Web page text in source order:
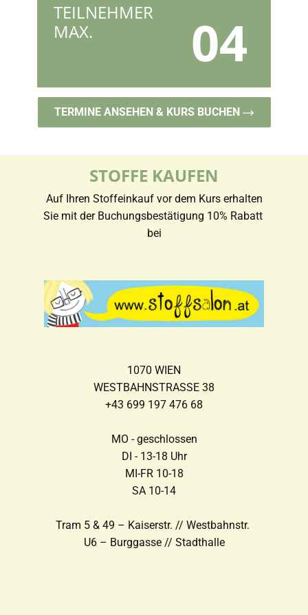
TEILNEHMER
MAX.
04
TERMINE ANSEHEN & KURS BUCHEN
STOFFE KAUFEN
Auf Ihren Stoffeinkauf vor dem Kurs erhalten
Sie mit der Buchungsbestätigung 10% Rabatt
bei
1070 WIEN
WESTBAHNSTRASSE 38
+43 699 197 476 68
MO - geschlossen
DI - 13-18 Uhr
MI-FR 10-18
SA 10-14
Tram 5 & 49 – Kaiserstr. // Westbahnstr.
U6 – Burggasse // Stadthalle